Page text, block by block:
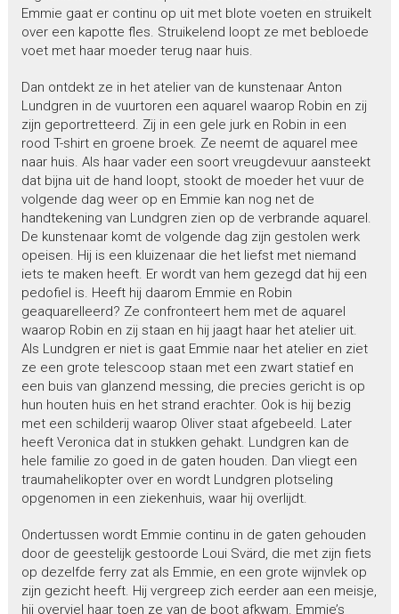
Emmie gaat er continu op uit met blote voeten en struikelt
over een kapotte fles. Struikelend loopt ze met bebloede
voet met haar moeder terug naar huis.
Dan ontdekt ze in het atelier van de kunstenaar Anton
Lundgren in de vuurtoren een aquarel waarop Robin en zij
zijn geportretteerd. Zij in een gele jurk en Robin in een
rood T-shirt en groene broek. Ze neemt de aquarel mee
naar huis. Als haar vader een soort vreugdevuur aansteekt
dat bijna uit de hand loopt, stookt de moeder het vuur de
volgende dag weer op en Emmie kan nog net de
handtekening van Lundgren zien op de verbrande aquarel.
De kunstenaar komt de volgende dag zijn gestolen werk
opeisen. Hij is een kluizenaar die het liefst met niemand
iets te maken heeft. Er wordt van hem gezegd dat hij een
pedofiel is. Heeft hij daarom Emmie en Robin
geaquarelleerd? Ze confronteert hem met de aquarel
waarop Robin en zij staan en hij jaagt haar het atelier uit.
Als Lundgren er niet is gaat Emmie naar het atelier en ziet
ze een grote telescoop staan met een zwart statief en
een buis van glanzend messing, die precies gericht is op
hun houten huis en het strand erachter. Ook is hij bezig
met een schilderij waarop Oliver staat afgebeeld. Later
heeft Veronica dat in stukken gehakt. Lundgren kan de
hele familie zo goed in de gaten houden. Dan vliegt een
traumahelikopter over en wordt Lundgren plotseling
opgenomen in een ziekenhuis, waar hij overlijdt.
Ondertussen wordt Emmie continu in de gaten gehouden
door de geestelijk gestoorde Loui Svärd, die met zijn fiets
op dezelfde ferry zat als Emmie, en een grote wijnvlek op
zijn gezicht heeft. Hij vergreep zich eerder aan een meisje,
hij overviel haar toen ze van de boot afkwam. Emmie’s